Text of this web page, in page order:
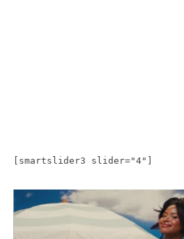
[smartslider3 slider="4"]